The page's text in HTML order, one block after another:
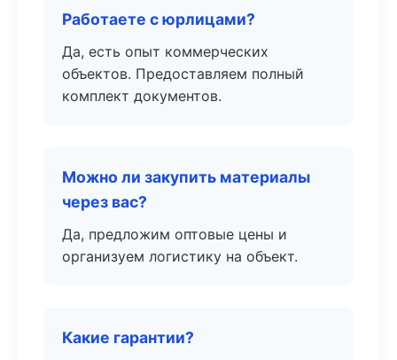
Работаете с юрлицами?
Да, есть опыт коммерческих
объектов. Предоставляем полный
комплект документов.
Можно ли закупить материалы
через вас?
Да, предложим оптовые цены и
организуем логистику на объект.
Какие гарантии?